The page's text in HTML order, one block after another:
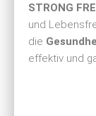
STRONG
und
die
effektiv und